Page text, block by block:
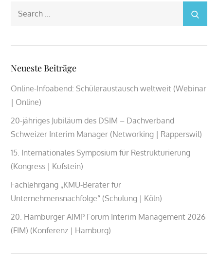
Neueste Beiträge
Online-Infoabend: Schüleraustausch weltweit (Webinar
| Online)
20-jähriges Jubiläum des DSIM – Dachverband
Schweizer Interim Manager (Networking | Rapperswil)
15. Internationales Symposium für Restrukturierung
(Kongress | Kufstein)
Fachlehrgang „KMU-Berater für
Unternehmensnachfolge“ (Schulung | Köln)
20. Hamburger AIMP Forum Interim Management 2026
(FIM) (Konferenz | Hamburg)